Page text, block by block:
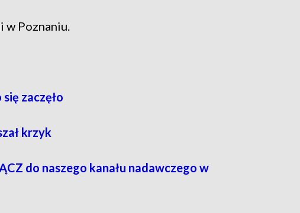
w Poznaniu.
zaczęło
krzyk
do naszego kanału nadawczego w